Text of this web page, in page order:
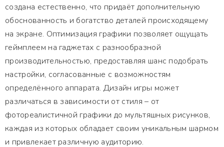
создана естественно, что придаёт дополнительную
обоснованность и богатство деталей происходящему
на экране. Оптимизация графики позволяет ощущать
геймплеем на гаджетах с разнообразной
производительностью, предоставляя шанс подобрать
настройки, согласованные с возможностям
определённого аппарата. Дизайн игры может
различаться в зависимости от стиля – от
фотореалистичной графики до мультяшных рисунков,
каждая из которых обладает своим уникальным шармом
и привлекает различную аудиторию.